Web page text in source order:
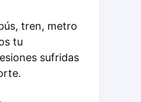
tren, metro
tu
sufridas